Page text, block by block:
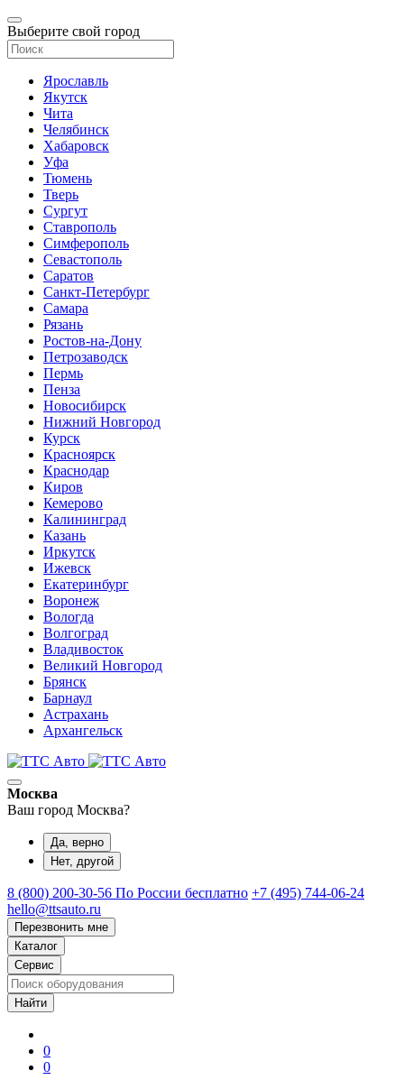
Выберите свой город
Ярославль
Якутск
Чита
Челябинск
Хабаровск
Уфа
Тюмень
Тверь
Сургут
Ставрополь
Симферополь
Севастополь
Саратов
Санкт-Петербург
Самара
Рязань
Ростов-на-Дону
Петрозаводск
Пермь
Пенза
Новосибирск
Нижний Новгород
Курск
Красноярск
Краснодар
Киров
Кемерово
Калининград
Казань
Иркутск
Ижевск
Екатеринбург
Воронеж
Вологда
Волгоград
Владивосток
Великий Новгород
Брянск
Барнаул
Астрахань
Архангельск
Москва
Ваш город Москва?
Да, верно
Нет, другой
8 (800) 200-30-56 По России бесплатно +7 (495) 744-06-24
hello@ttsauto.ru
Перезвонить мне
Каталог
Сервис
0
0